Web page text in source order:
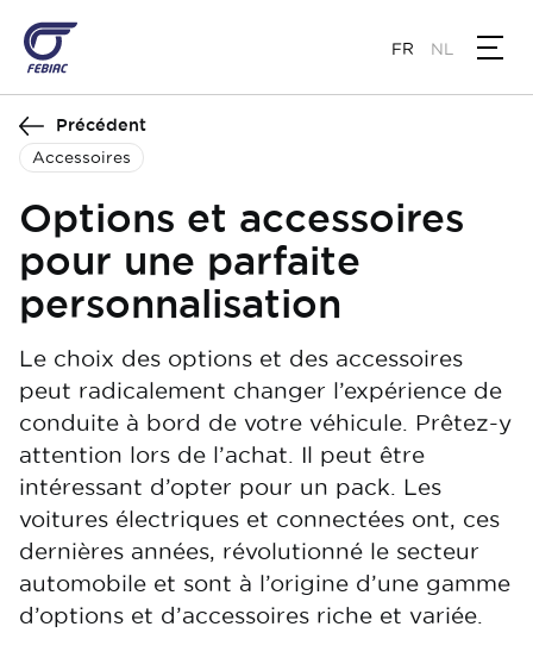
contenu
principal
FR NL
Précédent
Accessoires
Options et accessoires
pour une parfaite
personnalisation
Le choix des options et des accessoires
peut radicalement changer l’expérience de
conduite à bord de votre véhicule. Prêtez-y
attention lors de l’achat. Il peut être
intéressant d’opter pour un pack. Les
voitures électriques et connectées ont, ces
dernières années, révolutionné le secteur
automobile et sont à l’origine d’une gamme
d’options et d’accessoires riche et variée.